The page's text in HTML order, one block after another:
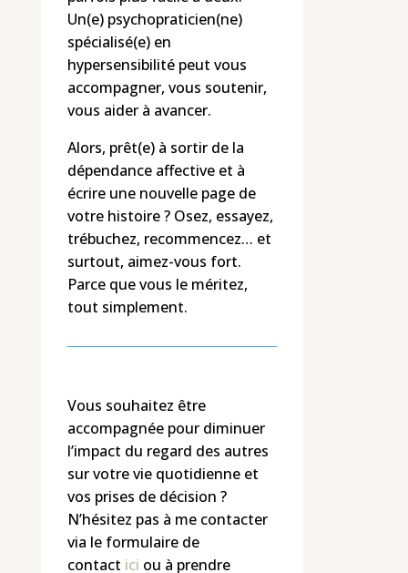
Un(e) psychopraticien(ne)
spécialisé(e) en
hypersensibilité peut vous
accompagner, vous soutenir,
vous aider à avancer.
Alors, prêt(e) à sortir de la
dépendance affective et à
écrire une nouvelle page de
votre histoire ? Osez, essayez,
trébuchez, recommencez… et
surtout, aimez-vous fort.
Parce que vous le méritez,
tout simplement.
Vous souhaitez être
accompagnée pour diminuer
l’impact du regard des autres
sur votre vie quotidienne et
vos prises de décision ?
N’hésitez pas à me contacter
via le formulaire de
contact ici ou à prendre